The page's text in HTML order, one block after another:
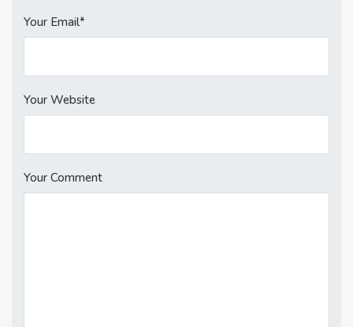
Your Email*
Your Website
Your Comment